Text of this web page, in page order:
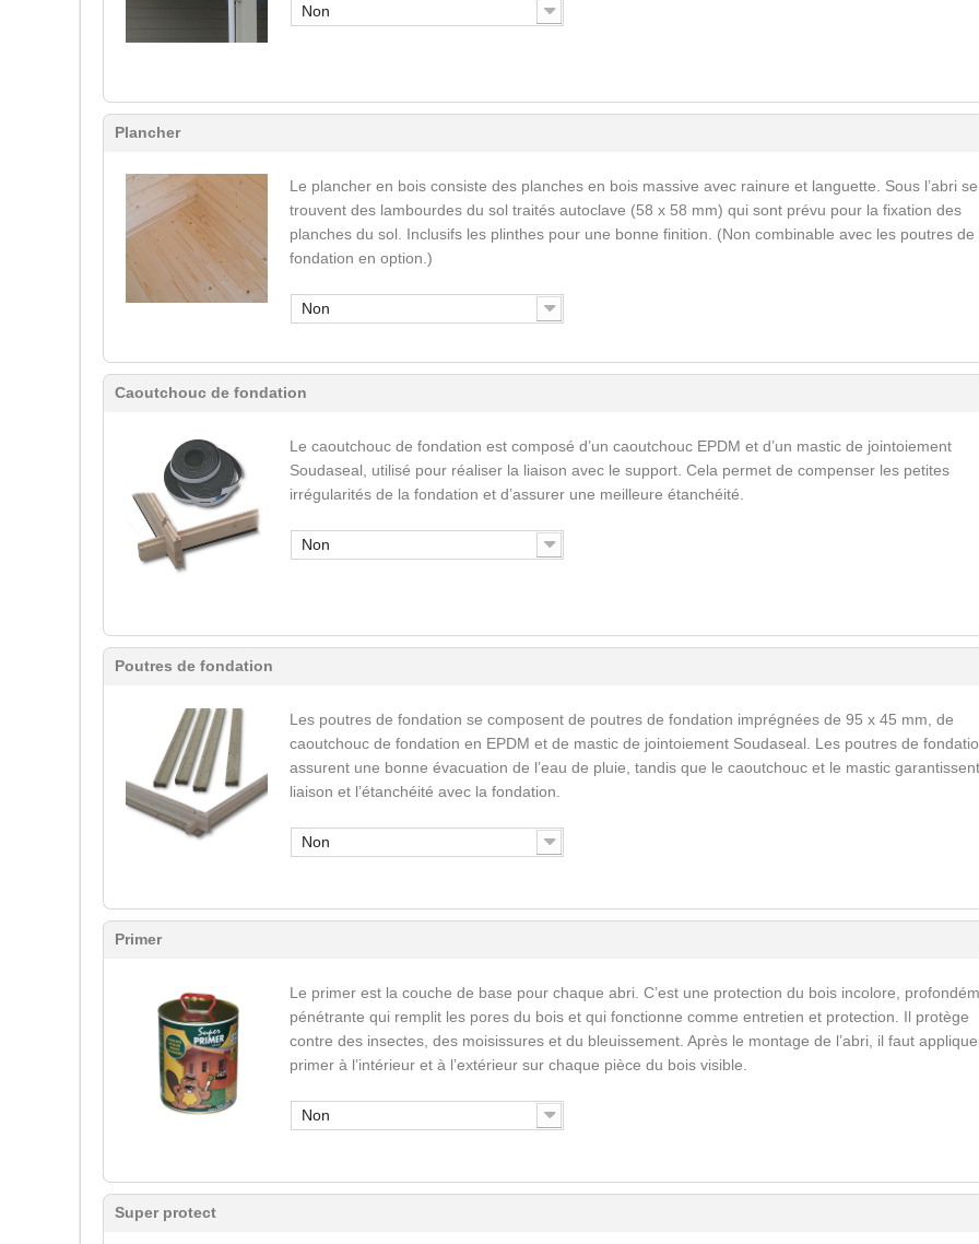
Non
Plancher
Le plancher en bois consiste des planches en bois massive avec rainure et languette. Sous l’abri se
trouvent des lambourdes du sol traités autoclave (58 x 58 mm) qui sont prévu pour la fixation des
planches du sol. Inclusifs les plinthes pour une bonne finition. (Non combinable avec les poutres de
fondation en option.)
Non
Caoutchouc de fondation
Le caoutchouc de fondation est composé d’un caoutchouc EPDM et d’un mastic de jointoiement
Soudaseal, utilisé pour réaliser la liaison avec le support. Cela permet de compenser les petites
irrégularités de la fondation et d’assurer une meilleure étanchéité.
Non
Poutres de fondation
Les poutres de fondation se composent de poutres de fondation imprégnées de 95 x 45 mm, de
caoutchouc de fondation en EPDM et de mastic de jointoiement Soudaseal. Les poutres de
assurent une bonne évacuation de l’eau de pluie, tandis que le caoutchouc et le mastic
liaison et l’étanchéité avec la fondation.
Non
Primer
Le primer est la couche de base pour chaque abri. C’est une protection du bois incolore,
pénétrante qui remplit les pores du bois et qui fonctionne comme entretien et protection. Il protège
contre des insectes, des moisissures et du bleuissement. Après le montage de l’abri, il faut
primer à l’intérieur et à l’extérieur sur chaque pièce du bois visible.
Non
Super protect